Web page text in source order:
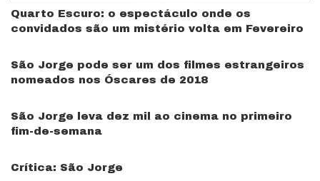
Quarto Escuro: o espectáculo onde os
convidados são um mistério volta em Fevereiro
São Jorge pode ser um dos filmes estrangeiros
nomeados nos Óscares de 2018
São Jorge leva dez mil ao cinema no primeiro
fim-de-semana
Crítica: São Jorge